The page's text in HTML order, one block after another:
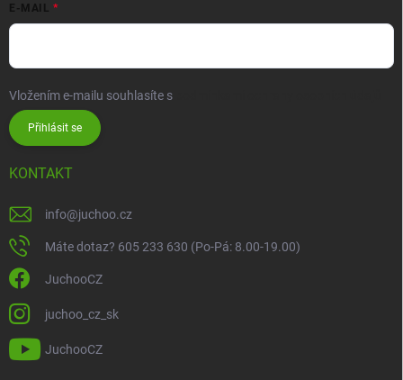
E-MAIL
Vložením e-mailu souhlasíte s
Přihlásit se
KONTAKT
info@juchoo.cz
Máte dotaz? 605 233 630 (Po-Pá: 8.00-19.00)
JuchooCZ
juchoo_cz_sk
JuchooCZ